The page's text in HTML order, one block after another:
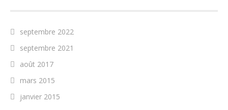
septembre 2022
septembre 2021
août 2017
mars 2015
janvier 2015